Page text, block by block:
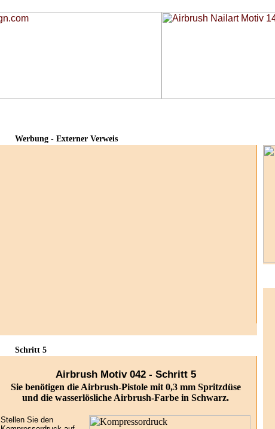
Werbung - Externer Verweis
Schritt 5
Airbrush Motiv 042 - Schritt 5
Sie benötigen die Airbrush-Pistole mit 0,3 mm Spritzdüse
und die wasserlösliche Airbrush-Farbe in Schwarz.
Stellen Sie den